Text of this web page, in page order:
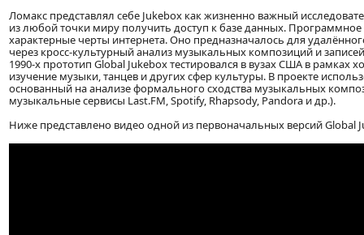
Ломакс представлял себе Jukebox как жизненно важный
из любой точки миру получить доступ к базе данных.
характерные черты интернета. Оно предназначалось для
через кросс-культурный анализ музыкальных композиций и
1990-х прототип Global Jukebox тестировался в вузах США в
изучение музыки, танцев и других сфер культуры. В проекте
основанный на анализе формального сходства музыкальных
музыкальные сервисы Last.FM, Spotify, Rhapsody, Pandora и др.).
Ниже представлено видео одной из первоначальных версий Global